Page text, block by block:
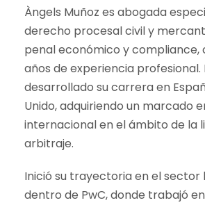
Àngels Muñoz es abogada
derecho procesal civil y
penal económico y compliance,
años de experiencia profesional.
desarrollado su carrera en
Unido, adquiriendo un marcado
internacional en el ámbito de la
arbitraje.
Inició su trayectoria en el sector
dentro de PwC, donde trabajó